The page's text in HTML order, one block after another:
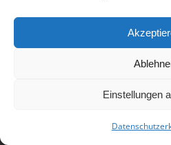
Einstellungen
© 2017 - Deutsch-Französisches Internat
Datenschutzerklärung